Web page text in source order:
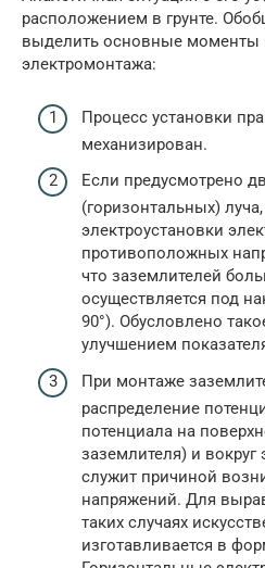
расположением в грунте.
выделить основные моменты
электромонтажа:
Процесс установки
механизирован.
Если предусмотрено
(горизонтальных)
электроустановки
противоположных
что заземлителей
осуществляется под
90°). Обусловлено
улучшением
При монтаже
распределение
потенциала на
заземлителя) и
служит причиной
напряжений. Для
таких случаях
изготавливается в